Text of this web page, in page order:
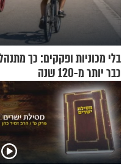
בלי מכוניות ופקקים: כך
כבר יותר מ-120 שנה